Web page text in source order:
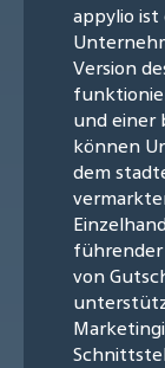
appylio
Version
und einer
können
dem
führender
von